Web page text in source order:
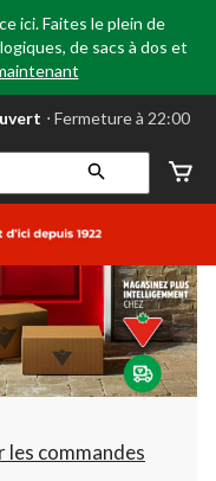
ici. Faites le plein de
de sacs à dos et
⋅ Fermeture à 22:00
commandes